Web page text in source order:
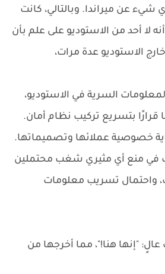
شيء عن ميراندا. وبالتالي، كانت
لا أحد من الاستوديو على علم بأن
الاستوديو عدة مرات،
السرية في الاستوديو،
قرارًا بتسريع تركيب نظام أمان.
خصوصية عملائها وتصميماتها.
في منع أي مثيري شغب محتملين
واحتمال تسريب معلومات
"إنها هنا!"، مما أخرجها من